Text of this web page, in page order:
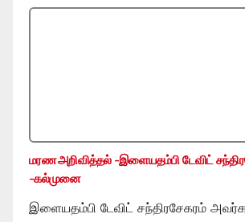
மரண அறிவித்தல் -இளையதம்பி டேவிட்
-கல்முனை
இளையதம்பி டேவிட் சந்திரசேகரம்